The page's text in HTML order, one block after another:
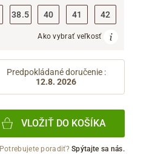
38.5 40 41 42
Ako vybrať veľkosť
Predpokládané doručenie :
12.8. 2026
VLOŽIŤ DO KOŠÍKA
Potrebujete poradiť?Spýtajte sa nás.